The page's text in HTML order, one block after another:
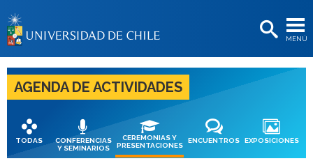
MENÚ
BIBLIOTECAS
LA UNIVERSIDAD
Postulantes
Estudiantes
Académicas/os
AGENDA DE ACTIVIDADES
TODAS
CONFERENCIAS
Y SEMINARIOS
CEREMONIAS Y
PRESENTACIONES
ENCUENTROS EXPOSICIONES